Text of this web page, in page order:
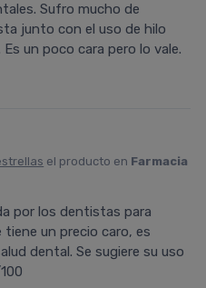
Sufro mucho de
junto con el uso de hilo
un poco cara pero lo vale.
el producto en Farmacia
por los dentistas para
un precio caro, es
dental. Se sugiere su uso